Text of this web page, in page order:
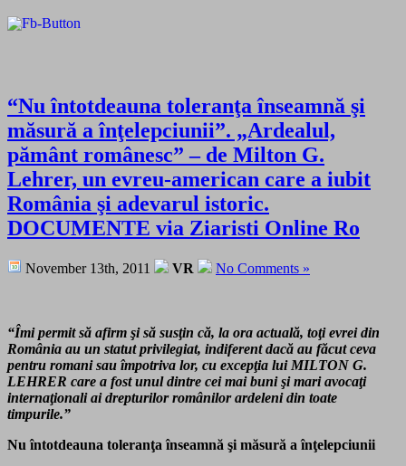
“Nu întotdeauna toleranţa înseamnă şi
măsură a înţelepciunii”. „Ardealul,
pământ românesc” – de Milton G.
Lehrer, un evreu-american care a iubit
România şi adevarul istoric.
DOCUMENTE via Ziaristi Online Ro
November 13th, 2011 VR No Comments »
“Îmi permit să afirm şi să susţin că, la ora actuală, toţi evrei din
România au un statut privilegiat, indiferent dacă au făcut ceva
pentru romani sau împotriva lor, cu excepţia lui MILTON G.
LEHRER care a fost unul dintre cei mai buni şi mari avocaţi
internaţionali ai drepturilor românilor ardeleni din toate
timpurile.”
Nu întotdeauna toleranţa înseamnă şi măsură a înţelepciunii